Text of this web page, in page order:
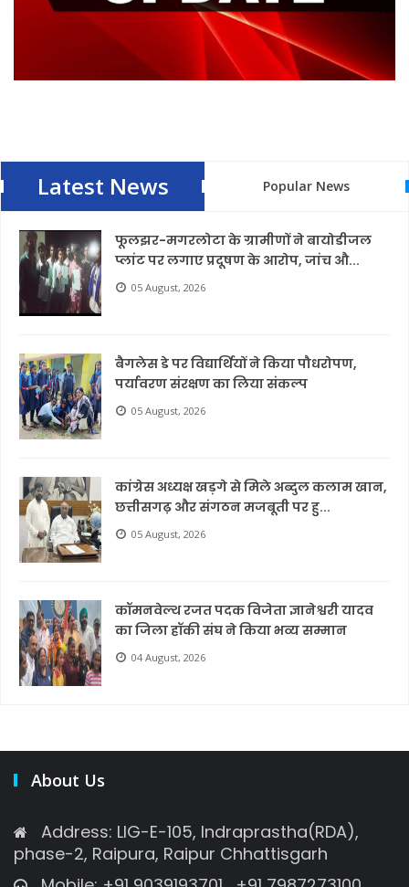
Latest News Popular News
फूलझर-मगरलोटा के ग्रामीणों ने बायोडीजल
प्लांट पर लगाए प्रदूषण के आरोप, जांच औ...
05 August, 2026
बैगलेस डे पर विद्यार्थियों ने किया पौधरोपण,
पर्यावरण संरक्षण का लिया संकल्प
05 August, 2026
कांग्रेस अध्यक्ष खड़गे से मिले अब्दुल कलाम खान,
छत्तीसगढ़ और संगठन मजबूती पर हु...
05 August, 2026
कॉमनवेल्थ रजत पदक विजेता ज्ञानेश्वरी यादव
का जिला हॉकी संघ ने किया भव्य सम्मान
04 August, 2026
About Us
Address: LIG-E-105, Indraprastha(RDA),
phase-2, Raipura, Raipur Chhattisgarh